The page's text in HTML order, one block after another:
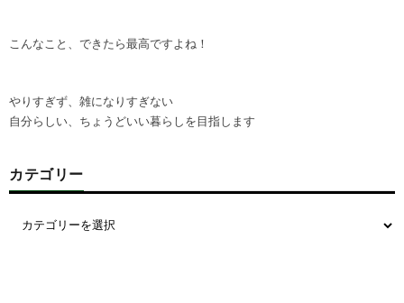
こんなこと、できたら最高ですよね！
やりすぎず、雑になりすぎない
自分らしい、ちょうどいい暮らしを目指します
カテゴリー